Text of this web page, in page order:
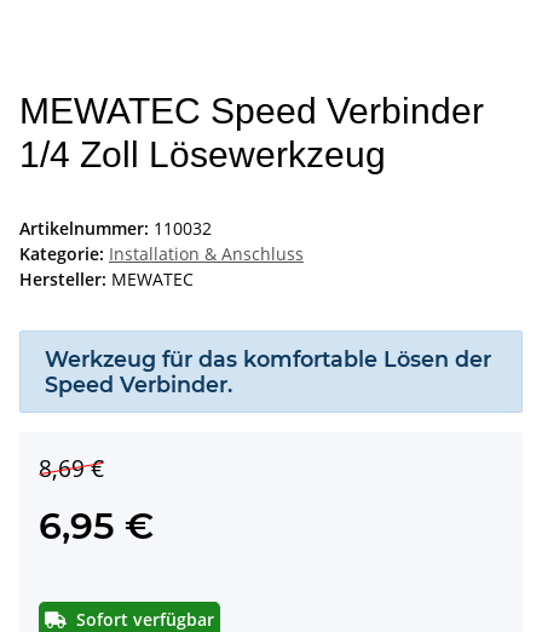
MEWATEC Speed Verbinder
1/4 Zoll Lösewerkzeug
Artikelnummer: 110032
Kategorie: Installation & Anschluss
Hersteller: MEWATEC
Werkzeug für das komfortable Lösen der
Speed Verbinder.
8,69 €
6,95 €
Sofort verfügbar